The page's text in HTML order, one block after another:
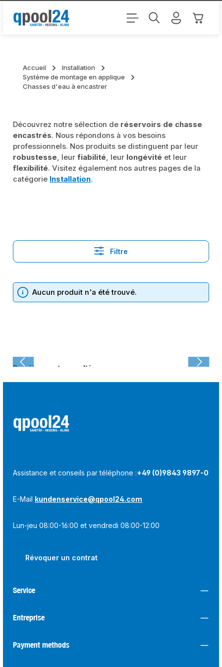
Passer au contenu principal Le
Accueil
Installation
Système de montage en applique
Chasses d'eau à encastrer
Découvrez notre sélection de réservoirs de chasse
encastrés. Nous répondons à vos besoins
professionnels. Nos produits se distinguent par leur
robustesse, leurfiabilité, leur longévité et leur
flexibilité. Visitez également nos autres pages de la
catégorie Installation.
Filtre
Aucun produit n'a été trouvé.
Dernièrement consulté :
Assistance et conseils par téléphone :+49 (0)9843 9897-0
E-Mail kundenservice@qpool24.com
Lun-jeu 08:00-16:00 et vendredi 08:00-12:00
Révoquer un contrat
Service
Entreprise
Payment methods